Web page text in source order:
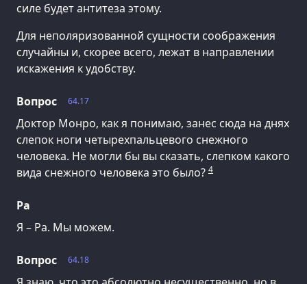
силе будет антитеза этому.
Для неполяризованной сущности соображения
случайны и, скорее всего, лежат в направлении
искажения к удобству.
64.17
Вопрос
Доктор Монро, как я понимаю, занес сюда на днях
слепок ноги четырехпальцевого снежного
человека. Не могли бы вы сказать, слепком какого
вида снежного человека это было? 4
Ра
Я – Ра. Мы можем.
64.18
Вопрос